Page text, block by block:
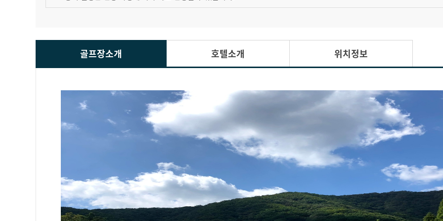
골프장소개 호텔소개 위치정보